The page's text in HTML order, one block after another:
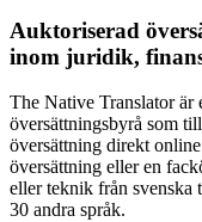
Auktoriserad
inom juridik,
The Native Translator är
översättningsbyrå som
översättning direkt
översättning eller en
eller teknik från
30 andra språk.